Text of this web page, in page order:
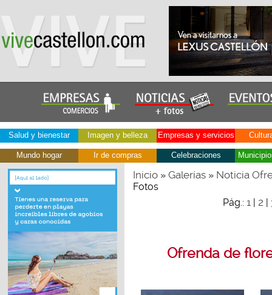
Salud y bienestar Imagen y belleza Empresas y servicios
Mundo hogar Ir de compras Celebraciones
Inicio» Galerías» Noticia
Fotos
Pág.: 1 | 2 |
Ofrenda de